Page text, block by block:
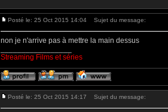
Posté le: 25 Oct 2015 14:04 Sujet du message:
non je n'arrive pas à mettre la main dessus
Streaming Films et séries
Posté le: 25 Oct 2015 14:17 Sujet du message: